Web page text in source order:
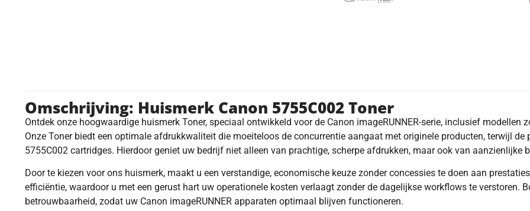
Omschrijving: Huismerk Canon 5755C002 Toner
Ontdek onze hoogwaardige huismerk Toner, speciaal ontwikkeld voor de Canon imageRUNNER-serie, inclusief modellen
Onze Toner biedt een optimale afdrukkwaliteit die moeiteloos de concurrentie aangaat met originele producten, terwijl
5755C002 cartridges. Hierdoor geniet uw bedrijf niet alleen van prachtige, scherpe afdrukken, maar ook van aanzienlijke
Door te kiezen voor ons huismerk, maakt u een verstandige, economische keuze zonder concessies te doen aan
efficiëntie, waardoor u met een gerust hart uw operationele kosten verlaagt zonder de dagelijkse workflows te verstoren.
betrouwbaarheid, zodat uw Canon imageRUNNER apparaten optimaal blijven functioneren.